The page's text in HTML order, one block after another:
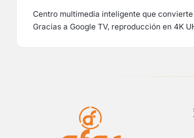
Centro multimedia inteligente que
Gracias a Google TV, reproducción en 4K